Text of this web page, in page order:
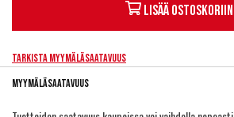
Lisää ostoskoriin
Tarkista myymäläsaatavuus
Myymäläsaatavuus